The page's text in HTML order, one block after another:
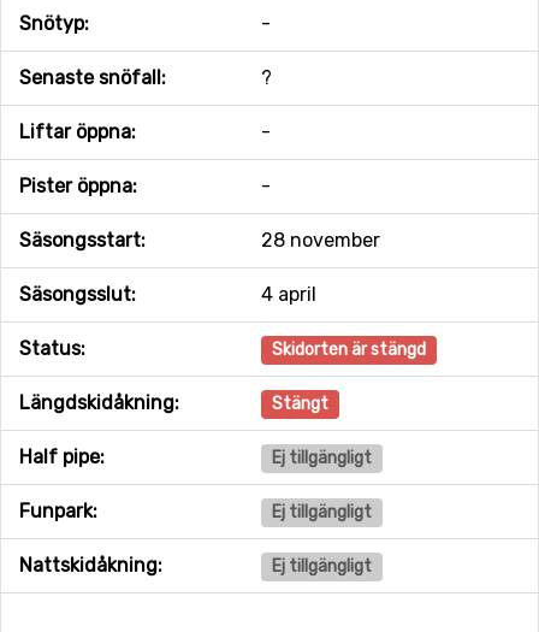
Snötyp: -
Senaste snöfall: ?
Liftar öppna: -
Pister öppna: -
Säsongsstart: 28 november
Säsongsslut: 4 april
Status: Skidorten är stängd
Längdskidåkning: Stängt
Half pipe: Ej tillgängligt
Funpark: Ej tillgängligt
Nattskidåkning: Ej tillgängligt